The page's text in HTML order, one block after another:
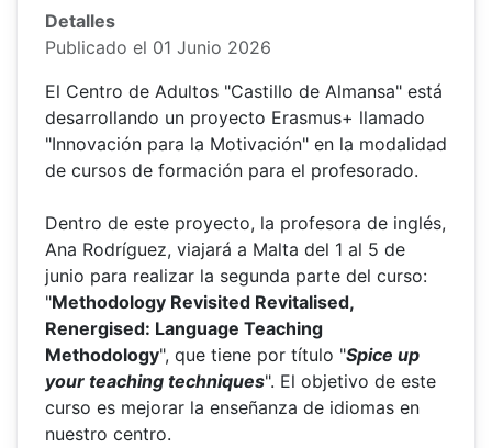
Detalles
Publicado el 01 Junio 2026
El Centro de Adultos "Castillo de Almansa" está
desarrollando un proyecto Erasmus+ llamado
"Innovación para la Motivación" en la modalidad
de cursos de formación para el profesorado.
Dentro de este proyecto, la profesora de inglés,
Ana Rodríguez, viajará a Malta del 1 al 5 de
junio para realizar la segunda parte del curso:
"Methodology Revisited Revitalised,
Renergised: Language Teaching
Methodology", que tiene por título "Spice up
your teaching techniques". El objetivo de este
curso es mejorar la enseñanza de idiomas en
nuestro centro.